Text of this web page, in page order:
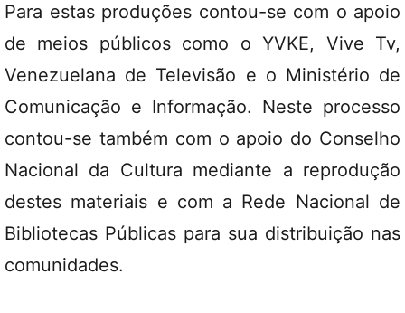
Para estas produções contou-se com o apoio
de meios públicos como o YVKE, Vive Tv,
Venezuelana de Televisão e o Ministério de
Comunicação e Informação. Neste processo
contou-se também com o apoio do Conselho
Nacional da Cultura mediante a reprodução
destes materiais e com a Rede Nacional de
Bibliotecas Públicas para sua distribuição nas
comunidades.